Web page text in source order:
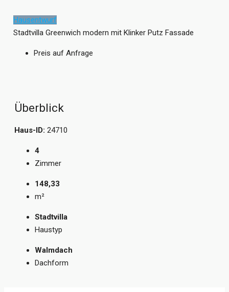
Hausentwurf
Stadtvilla Greenwich modern mit Klinker Putz Fassade
Preis auf Anfrage
Überblick
Haus-ID: 24710
4
Zimmer
148,33
m²
Stadtvilla
Haustyp
Walmdach
Dachform